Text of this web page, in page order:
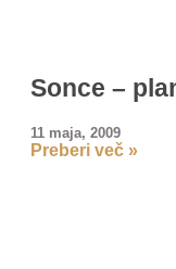
Sonce –
11 maja, 2009
Preberi več »